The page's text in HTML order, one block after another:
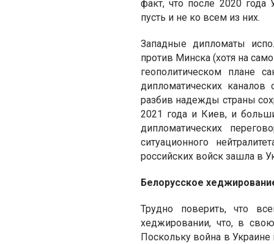
факт, что после 2020 года
пусть и не ко всем из них.
Западные дипломаты
против Минска (хотя на
геополитическом плане
дипломатических
разбив надежды страны
2021 года и Киев, и
дипломатических
ситуационного
российских войск зашла в
Белорусское
Трудно поверить, что
хеджировании, что, в
Поскольку война в Украине